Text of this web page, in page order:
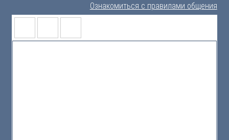
Ознакомиться с правилами общения